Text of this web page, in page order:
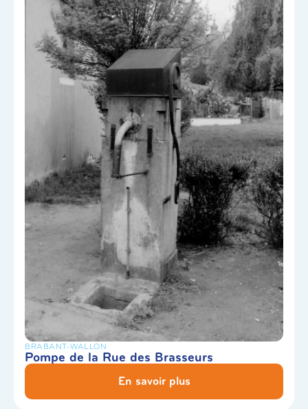
BRABANT-WALLON
Pompe de la Rue des Brasseurs
En savoir plus